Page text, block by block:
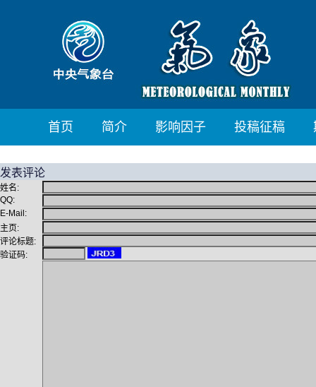
首页 简介 影响因子 投稿征稿
发表评论
姓名:
QQ:
E-Mail:
主页:
评论标题:
验证码: